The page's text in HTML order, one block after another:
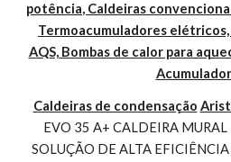
potência, Caldeiras
Termoacumuladores elétricos,
AQS, Bombas de calor para
Caldeiras de condensação
EVO 35 A+ CALDEIRA
SOLUÇÃO DE ALTA